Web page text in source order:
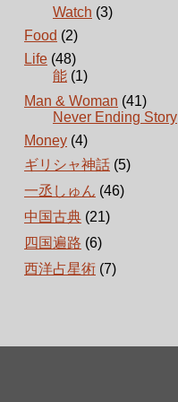
Watch (3)
Food (2)
Life (48)
能 (1)
Man & Woman (41)
Never Ending Story
Money (4)
ギリシャ神話 (5)
一丞しゅん (46)
中国古典 (21)
四国遍路 (6)
西洋占星術 (7)